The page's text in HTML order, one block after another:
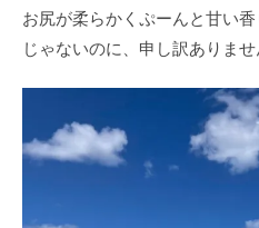
お尻が柔らかくぷーんと甘い
じゃないのに、申し訳ありま